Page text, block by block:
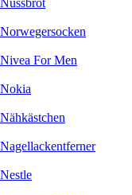
Norwegersocken
Nivea For Men
Nokia
Nähkästchen
Nagellackentferner
Nestle